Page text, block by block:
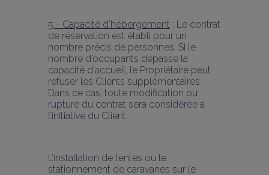
5 - Capacité d’hébergement : Le contrat
de réservation est établi pour un
nombre précis de personnes. Si le
nombre d’occupants dépasse la
capacité d'accueil, le Propriétaire peut
refuser les Clients supplémentaires.
Dans ce cas, toute modification ou
rupture du contrat sera considérée à
l’initiative du Client.
L’installation de tentes ou le
stationnement de caravanes sur le